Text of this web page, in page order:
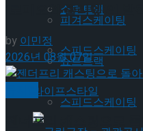
쇼트트랙
스피드스케이팅
라이프스타일
피겨스케이팅
쇼트트랙
스피드스케이팅
‘로미오와 줄리엣’의
by이민정
2026년 08월 07일
젠더프리 캐스팅으로